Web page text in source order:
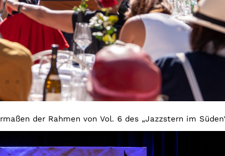
der Rahmen von Vol. 6 des „Jazzstern im